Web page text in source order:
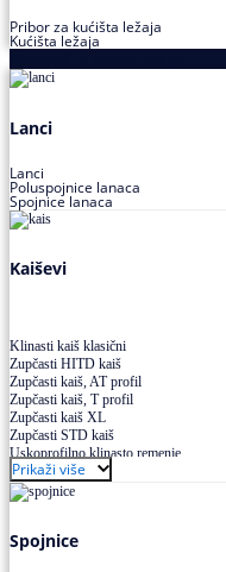
Pribor za kućišta ležaja
Kućišta ležaja
Lanci
Lanci
Poluspojnice lanaca
Spojnice lanaca
Kaiševi
Klinasti kaiš klasični
Zupčasti HITD kaiš
Zupčasti kaiš, AT profil
Zupčasti kaiš, T profil
Zupčasti kaiš XL
Zupčasti STD kaiš
Uskoprofilno klinasto remenje
Uskoprofilno klinasto remenje spojeno
Uskoprofilno klinasto remenje XP
Višekanalno remenje PJ,PK
Prikaži više
Spojnice